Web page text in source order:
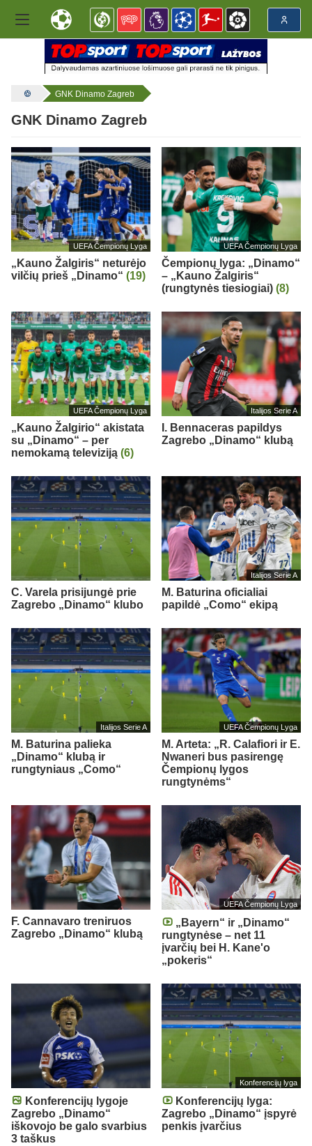
GNK Dinamo Zagreb
GNK Dinamo Zagreb
UEFA Čempionų Lyga
„Kauno Žalgiris“ neturėjo
vilčių prieš „Dinamo“ (19)
UEFA Čempionų Lyga
Čempionų lyga: „Dinamo“
– „Kauno Žalgiris“
(rungtynės tiesiogiai) (8)
UEFA Čempionų Lyga
„Kauno Žalgirio“ akistata
su „Dinamo“ – per
nemokamą televiziją (6)
Italijos Serie A
I. Bennaceras papildys
Zagrebo „Dinamo“ klubą
C. Varela prisijungė prie
Zagrebo „Dinamo“ klubo
Italijos Serie A
M. Baturina oficialiai
papildė „Como“ ekipą
Italijos Serie A
M. Baturina palieka
„Dinamo“ klubą ir
rungtyniaus „Como“
UEFA Čempionų Lyga
M. Arteta: „R. Calafiori ir E.
Nwaneri bus pasirengę
Čempionų lygos
rungtynėms“
F. Cannavaro treniruos
Zagrebo „Dinamo“ klubą
UEFA Čempionų Lyga
„Bayern“ ir „Dinamo“
rungtynėse – net 11
įvarčių bei H. Kane'o
„pokeris“
Konferencijų lygoje
Zagrebo „Dinamo“
iškovojo be galo svarbius
3 taškus
Konferencijų lyga
Konferencijų lyga:
Zagrebo „Dinamo“ įspyrė
penkis įvarčius